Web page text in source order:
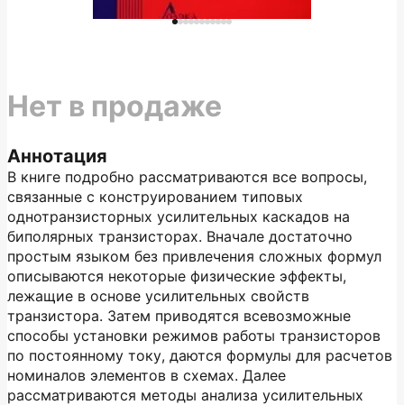
Аннотация
В книге подробно рассматриваются все вопросы,
связанные с конструированием типовых
однотранзисторных усилительных каскадов на
биполярных транзисторах. Вначале достаточно
простым языком без привлечения сложных формул
описываются некоторые физические эффекты,
лежащие в основе усилительных свойств
транзистора. Затем приводятся всевозможные
способы установки режимов работы транзисторов
по постоянному току, даются формулы для расчетов
номиналов элементов в схемах. Далее
рассматриваются методы анализа усилительных
Нет в продаже